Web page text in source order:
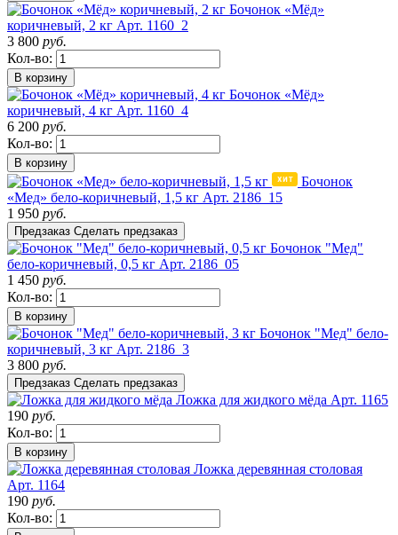
Бочонок «Мёд»
коричневый, 2 кг Арт. 1160_2
3 800 руб.
Кол-во:
В корзину
Бочонок «Мёд»
коричневый, 4 кг Арт. 1160_4
6 200 руб.
Кол-во:
В корзину
Бочонок
«Мед» бело-коричневый, 1,5 кг Арт. 2186_15
1 950 руб.
Предзаказ Сделать предзаказ
Бочонок "Мед"
бело-коричневый, 0,5 кг Арт. 2186_05
1 450 руб.
Кол-во:
В корзину
Бочонок "Мед" бело-
коричневый, 3 кг Арт. 2186_3
3 800 руб.
Предзаказ Сделать предзаказ
Ложка для жидкого мёда Арт. 1165
190 руб.
Кол-во:
В корзину
Ложка деревянная столовая
Арт. 1164
190 руб.
Кол-во: